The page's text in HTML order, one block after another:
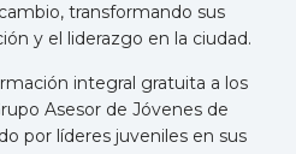
transformando sus
y el liderazgo en la ciudad.
integral gratuita a los
Asesor de Jóvenes de
por líderes juveniles en sus